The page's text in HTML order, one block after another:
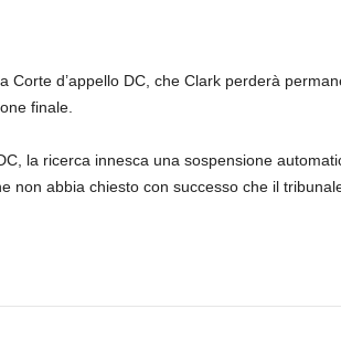
Corte d’appello DC, che Clark perderà
finale.
la ricerca innesca una sospensione
non abbia chiesto con successo che il